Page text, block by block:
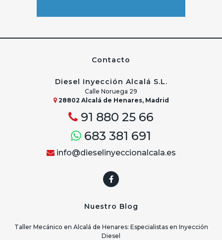
Contacto
Diesel Inyección Alcalá S.L.
Calle Noruega 29
28802 Alcalá de Henares, Madrid
91 880 25 66
683 381 691
info@dieselinyeccionalcala.es
Nuestro Blog
Taller Mecánico en Alcalá de Henares: Especialistas en Inyección
Diesel